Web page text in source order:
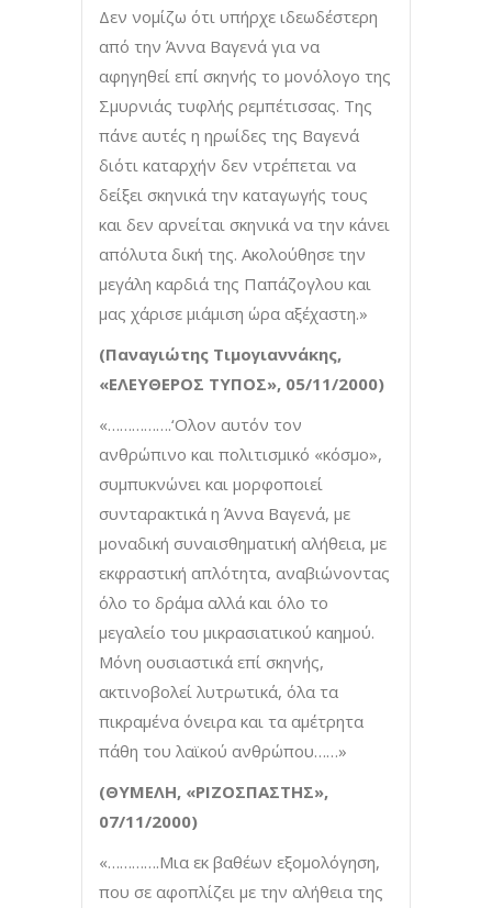
Δεν νομίζω ότι υπήρχε ιδεωδέστερη
από την Άννα Βαγενά για να
αφηγηθεί επί σκηνής το μονόλογο της
Σμυρνιάς τυφλής ρεμπέτισσας. Της
πάνε αυτές η ηρωίδες της Βαγενά
διότι καταρχήν δεν ντρέπεται να
δείξει σκηνικά την καταγωγής τους
και δεν αρνείται σκηνικά να την κάνει
απόλυτα δική της. Ακολούθησε την
μεγάλη καρδιά της Παπάζογλου και
μας χάρισε μιάμιση ώρα αξέχαστη.»
(Παναγιώτης Τιμογιαννάκης,
«ΕΛΕΥΘΕΡΟΣ ΤΥΠΟΣ», 05/11/2000)
«…………….‘Ολον αυτόν τον
ανθρώπινο και πολιτισμικό «κόσμο»,
συμπυκνώνει και μορφοποιεί
συνταρακτικά η Άννα Βαγενά, με
μοναδική συναισθηματική αλήθεια, με
εκφραστική απλότητα, αναβιώνοντας
όλο το δράμα αλλά και όλο το
μεγαλείο του μικρασιατικού καημού.
Μόνη ουσιαστικά επί σκηνής,
ακτινοβολεί λυτρωτικά, όλα τα
πικραμένα όνειρα και τα αμέτρητα
πάθη του λαϊκού ανθρώπου……»
(ΘΥΜΕΛΗ, «ΡΙΖΟΣΠΑΣΤΗΣ»,
07/11/2000)
«………….Μια εκ βαθέων εξομολόγηση,
που σε αφοπλίζει με την αλήθεια της